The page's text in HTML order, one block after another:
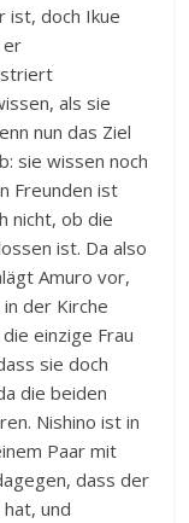
ist, doch Ikue
er
als sie
nun das Ziel
sie wissen noch
Freunden ist
nicht, ob die
ist. Da also
Amuro vor,
der Kirche
einzige Frau
sie doch
die beiden
Nishino ist in
Paar mit
dass der
und